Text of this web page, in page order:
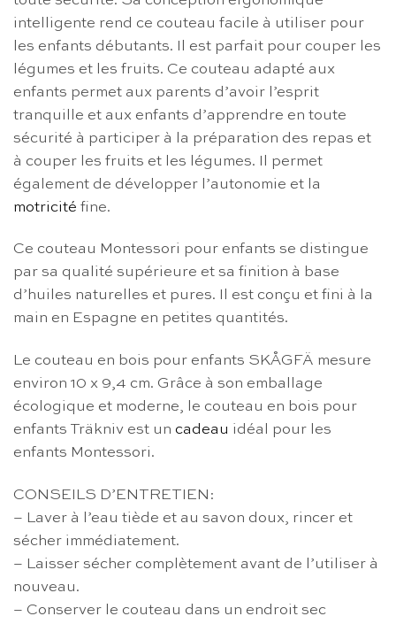
intelligente rend ce couteau facile à utiliser pour
les enfants débutants. Il est parfait pour couper les
légumes et les fruits. Ce couteau adapté aux
enfants permet aux parents d’avoir l’esprit
tranquille et aux enfants d’apprendre en toute
sécurité à participer à la préparation des repas et
à couper les fruits et les légumes. Il permet
également de développer l’autonomie et la
motricité fine.
Ce couteau Montessori pour enfants se distingue
par sa qualité supérieure et sa finition à base
d’huiles naturelles et pures. Il est conçu et fini à la
main en Espagne en petites quantités.
Le couteau en bois pour enfants SKÅGFÄ mesure
environ 10 x 9,4 cm. Grâce à son emballage
écologique et moderne, le couteau en bois pour
enfants Träkniv est un cadeau idéal pour les
enfants Montessori.
CONSEILS D’ENTRETIEN:
– Laver à l’eau tiède et au savon doux, rincer et
sécher immédiatement.
– Laisser sécher complètement avant de l’utiliser à
nouveau.
– Conserver le couteau dans un endroit sec